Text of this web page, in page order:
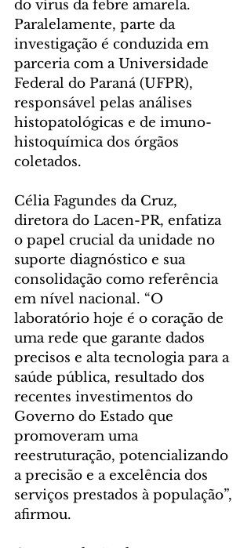
do vírus da febre amarela.
Paralelamente, parte da
investigação é conduzida em
parceria com a Universidade
Federal do Paraná (UFPR),
responsável pelas análises
histopatológicas e de imuno-
histoquímica dos órgãos
coletados.
Célia Fagundes da Cruz,
diretora do Lacen-PR, enfatiza
o papel crucial da unidade no
suporte diagnóstico e sua
consolidação como referência
em nível nacional. “O
laboratório hoje é o coração de
uma rede que garante dados
precisos e alta tecnologia para a
saúde pública, resultado dos
recentes investimentos do
Governo do Estado que
promoveram uma
reestruturação, potencializando
a precisão e a excelência dos
serviços prestados à população”,
afirmou.